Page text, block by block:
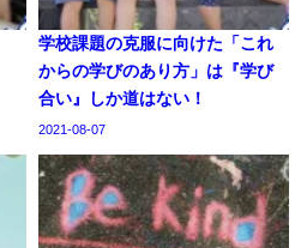
学校課題の克服に向けた「これ
からの学びのあり方」は『学び
合い』しか道はない！
2021-08-07